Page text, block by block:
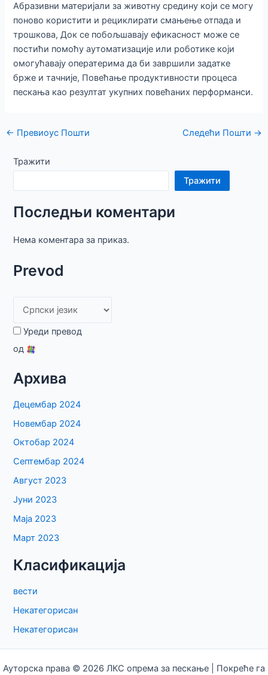
Абразивни материјали за животну средину који се могу
поново користити и рециклирати смањење отпада и
трошкова, Док се побољшавају ефикасност може се
постићи помоћу аутоматизације или роботике који
омогућавају оператерима да би завршили задатке
брже и тачније, Повећање продуктивности процеса
пескања као резултат укупних повећаних перформанси.
Пост
← Превиоус Пошти Следећи Пошти →
Тражити
Тражити
Последњи коментари
Нема коментара за приказ.
Prevod
Уреди превод
од
Архива
Децембар 2024
Новембар 2024
Октобар 2024
Септембар 2024
Август 2023
Јуни 2023
Маја 2023
Март 2023
Класификација
вести
Некатегорисан
Некатегорисан
Ауторска права © 2026 ЛКС опрема за пескање | Покреће га